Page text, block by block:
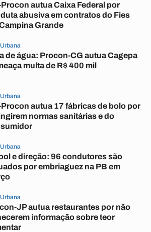
Procon autua Caixa Federal por
abusiva em contratos do Fies
Grande
de água: Procon-CG autua Cagepa
multa de R$ 400 mil
Procon autua 17 fábricas de bolo por
normas sanitárias e do
e direção: 96 condutores são
por embriaguez na PB em
JP autua restaurantes por não
informação sobre teor